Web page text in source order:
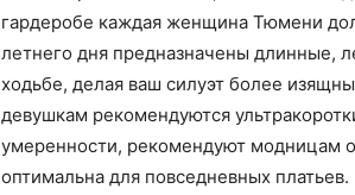
гардеробе каждая женщина Тюмени
летнего дня предназначены длинные,
ходьбе, делая ваш силуэт более
девушкам рекомендуются
умеренности, рекомендуют модницам
оптимальна для повседневных платьев.